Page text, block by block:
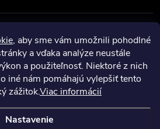
, aby sme vám umožnili pohodlné
a vďaka analýze neustále
a použiteľnosť. Niektoré z nich
iné nám pomáhajú vylepšiť tento
zážitok.Viac informácií
Nastavenie